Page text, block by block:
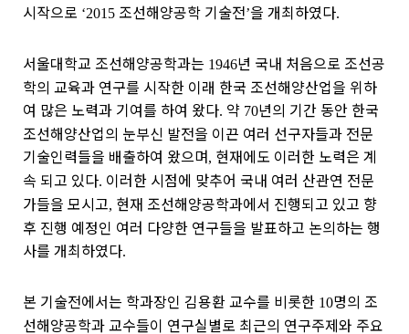
시작으로 ‘2015 조선해양공학 기술전’을 개최하였다.
서울대학교 조선해양공학과는 1946년 국내 처음으로 조선공
학의 교육과 연구를 시작한 이래 한국 조선해양산업을 위하
여 많은 노력과 기여를 하여 왔다. 약 70년의 기간 동안 한국
조선해양산업의 눈부신 발전을 이끈 여러 선구자들과 전문
기술인력들을 배출하여 왔으며, 현재에도 이러한 노력은 계
속 되고 있다. 이러한 시점에 맞추어 국내 여러 산관연 전문
가들을 모시고, 현재 조선해양공학과에서 진행되고 있고 향
후 진행 예정인 여러 다양한 연구들을 발표하고 논의하는 행
사를 개최하였다.
본 기술전에서는 학과장인 김용환 교수를 비롯한 10명의 조
선해양공학과 교수들이 연구실별로 최근의 연구주제와 주요